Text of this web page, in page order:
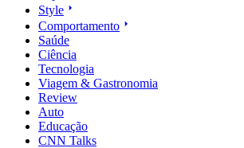
Style
Comportamento
Saúde
Ciência
Tecnologia
Viagem & Gastronomia
Review
Auto
Educação
CNN Talks